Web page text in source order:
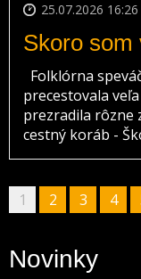
25.07.2026 16:26
Skoro som
Folklórna
precestovala
prezradila rôzne
cestný koráb -
1 2 3 4
Novinky